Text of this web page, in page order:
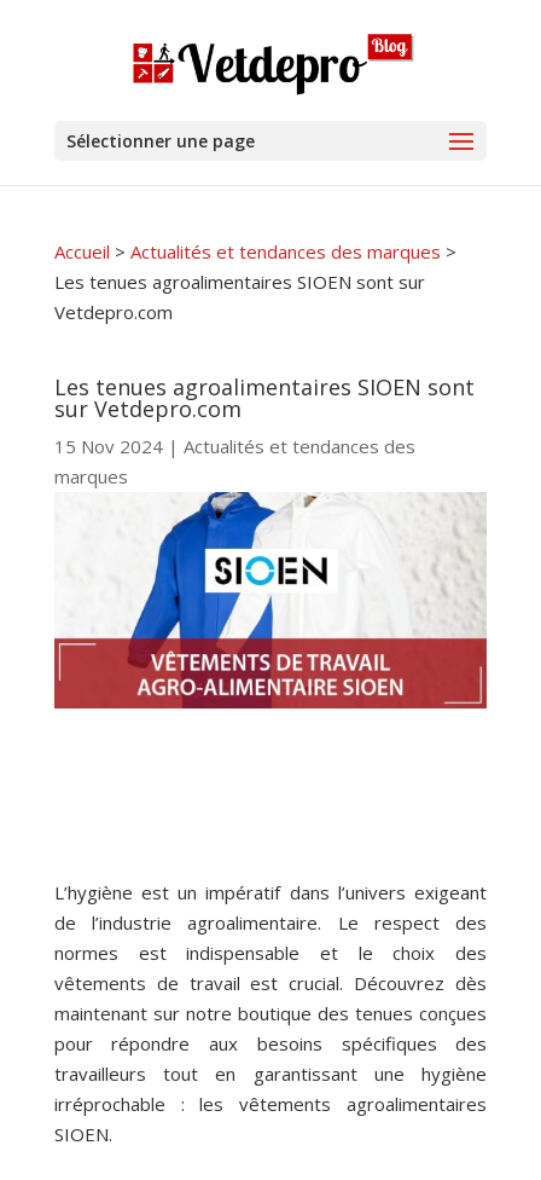
Sélectionner une page
Accueil > Actualités et tendances des marques >
Les tenues agroalimentaires SIOEN sont sur
Vetdepro.com
Les tenues agroalimentaires SIOEN sont
sur Vetdepro.com
15 Nov 2024| Actualités et tendances des
marques
L’hygiène est un impératif dans l’univers exigeant
de l’industrie agroalimentaire. Le respect des
normes est indispensable et le choix des
vêtements de travail est crucial. Découvrez dès
maintenant sur notre boutique des tenues conçues
pour répondre aux besoins spécifiques des
travailleurs tout en garantissant une hygiène
irréprochable : les vêtements agroalimentaires
SIOEN.